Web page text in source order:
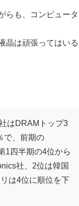
らも、コンピュータ
晶は頑張ってはいる
はDRAMトップ3
で、前期の
1四半期の4位から
社、2位は韓国
は4位に順位を下